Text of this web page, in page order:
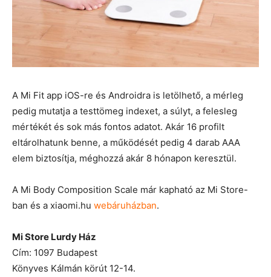
A Mi Fit app iOS-re és Androidra is letölhető, a mérleg
pedig mutatja a testtömeg indexet, a súlyt, a felesleg
mértékét és sok más fontos adatot. Akár 16 profilt
eltárolhatunk benne, a működését pedig 4 darab AAA
elem biztosítja, méghozzá akár 8 hónapon keresztül.
A Mi Body Composition Scale már kapható az Mi Store-
ban és a xiaomi.hu webáruházban.
Mi Store Lurdy Ház
Cím: 1097 Budapest
Könyves Kálmán körút 12-14.